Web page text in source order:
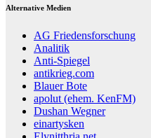
Alternative Medien
AG Friedensforschung
Analitik
Anti-Spiegel
antikrieg.com
Blauer Bote
apolut (ehem. KenFM)
Dushan Wegner
einartysken